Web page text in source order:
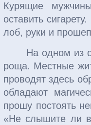
Курящие
оставить
лоб, руки и
На одном из
роща. Местные
проводят здесь
обладают
прошу постоять
«Не слышите ли